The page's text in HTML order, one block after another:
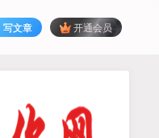
写文章 开通会员